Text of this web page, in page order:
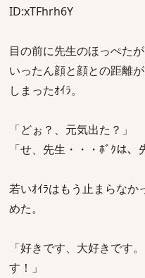
ID:xTFhrh6Y
目の前に先生のほっぺたが
いったん顔と顔との距離
しまったｵｲﾗ。
「どぉ？、元気出た？」
「せ、先生・・・ﾎﾞｸは
若いｵｲﾗはもう止まらなか
めた。
「好きです、大好きです
す！」